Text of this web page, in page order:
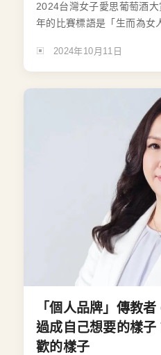
2024台灣女子愛思葡萄酒
年的比賽標語是「生而為女
2024年10月11日
「個人品牌」傳教
過成自己想要的樣
歡的樣子